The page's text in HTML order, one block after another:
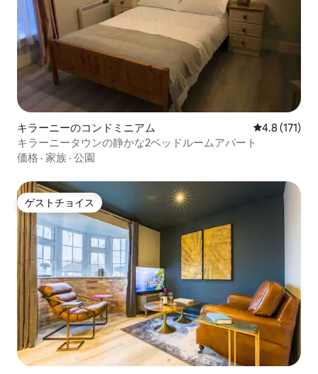
キラーニーのコンドミニアム レビュー171
4.8 (171)
キラーニータウンの静かな2ベッドルームアパート
価格 · 家族 · 公園
ゲストチョイス
ゲストチョイス